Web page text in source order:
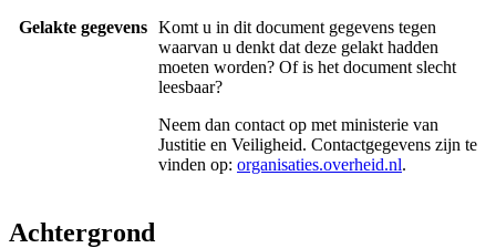
Gelakte gegevens Komt u in dit document gegevens tegen
waarvan u denkt dat deze gelakt hadden
moeten worden? Of is het document slecht
leesbaar?
Neem dan contact op met ministerie van
Justitie en Veiligheid. Contactgegevens zijn te
vinden op: organisaties.overheid.nl.
Achtergrond